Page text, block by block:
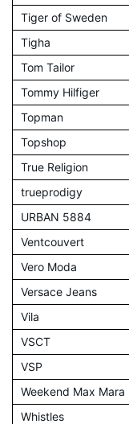
Tiger of Sweden
Tigha
Tom Tailor
Tommy Hilfiger
Topman
Topshop
True Religion
trueprodigy
URBAN 5884
Ventcouvert
Vero Moda
Versace Jeans
Vila
VSCT
VSP
Weekend Max Mara
Whistles